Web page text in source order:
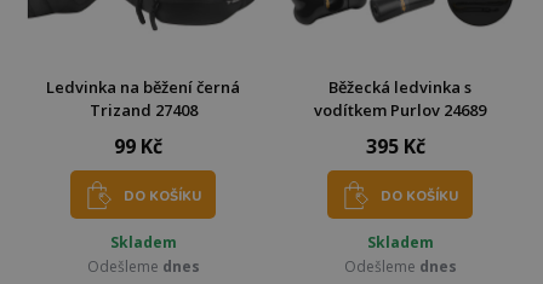
Ledvinka na běžení černá
Trizand 27408
99 Kč
DO KOŠÍKU
Skladem
Odešleme dnes
Běžecká ledvinka s
vodítkem Purlov 24689
395 Kč
DO KOŠÍKU
Skladem
Odešleme dnes